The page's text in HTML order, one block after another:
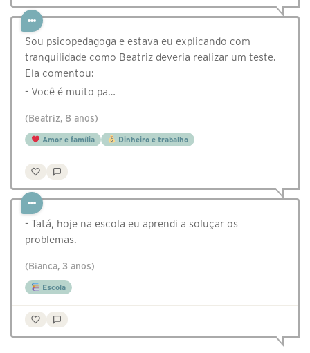
Sou psicopedagoga e estava eu explicando com
tranquilidade como Beatriz deveria realizar um teste.
Ela comentou:
- Você é muito pa…
(Beatriz, 8 anos)
Amor e família Dinheiro e trabalho
- Tatá, hoje na escola eu aprendi a soluçar os
problemas.
(Bianca, 3 anos)
Escola